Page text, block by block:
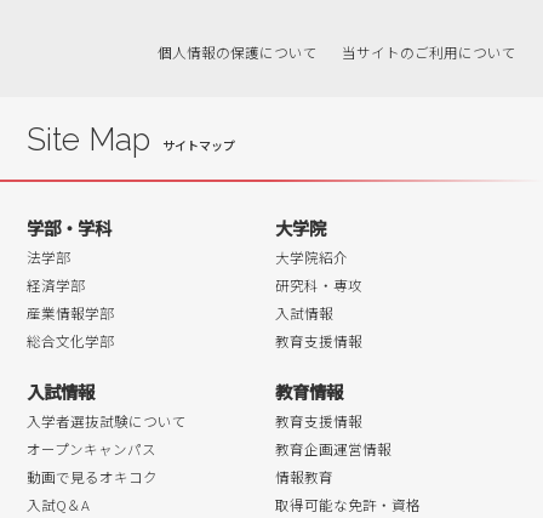
個人情報の保護について 当サイトのご利用について
Site Map
学部・学科
法学部
経済学部
産業情報学部
総合文化学部
大学院
大学院紹介
研究科・専攻
入試情報
教育支援情報
入試情報
入学者選抜試験について
オープンキャンパス
動画で見るオキコク
入試Q＆A
教育情報
教育支援情報
教育企画運営情報
情報教育
取得可能な免許・資格